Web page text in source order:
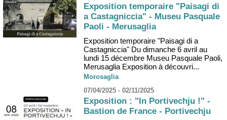
Exposition temporaire "Paisagi di
a Castagniccia" - Museu Pasquale
Paoli - Merusaglia
Exposition temporaire "Paisagi di a
Castagniccia" Du dimanche 6 avril au
lundi 15 décembre Museu Pasquale Paoli,
Merusaglia Exposition à découvri...
Morosaglia
07/04/2025 - 02/11/2025
Exposition : "In Portivechju !" -
Bastion de France - Portivechju